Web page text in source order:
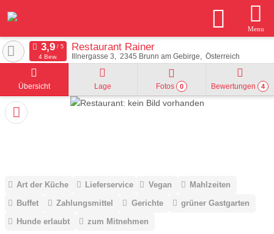
Menu
Restaurant Rainer
Illnergasse 3 2345 Brunn am Gebirge Österreich
4 Bew.
Übersicht Lage Fotos 0 Bewertungen 4
Art der Küche Lieferservice Vegan
Mahlzeiten
Buffet
Zahlungsmittel Gerichte
grüner Gastgarten
Hunde erlaubt
zum Mitnehmen